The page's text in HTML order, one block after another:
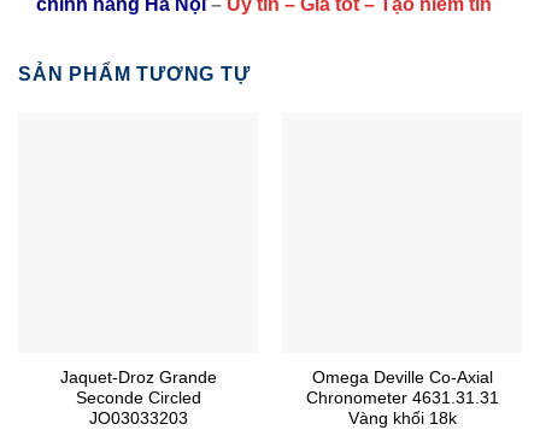
chính hãng Hà Nội – Uy tín – Giá tốt – Tạo niềm tin
SẢN PHẨM TƯƠNG TỰ
Jaquet-Droz Grande
Seconde Circled
JO03033203
Omega Deville Co-Axial
Chronometer 4631.31.31
Vàng khối 18k